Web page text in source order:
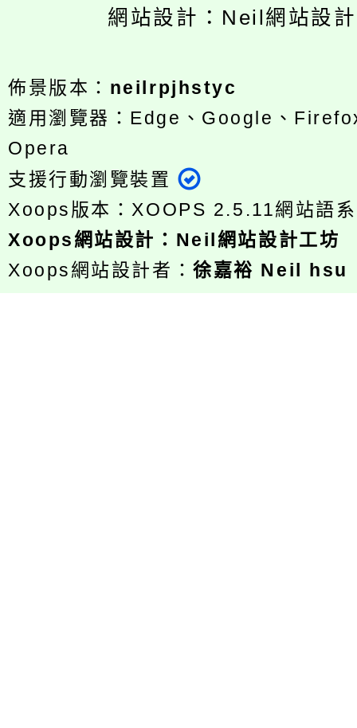
網站設計：Neil網站設
佈景版本： neilrpjhstyc
適用瀏覽器：Edge、Google、
Opera
支援行動瀏覽裝置
Xoops版本： XOOPS 2.5.11網站語
Xoops網站設計 ： Neil網站設計工坊
Xoops網站設計者：徐嘉裕 Neil hsu